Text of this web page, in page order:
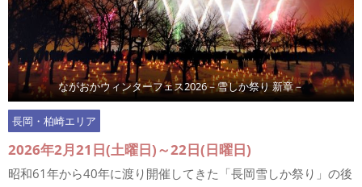
ながおかウィンターフェス2026－雪しか祭り 新章－
長岡・柏崎エリア
2026年2月21日(土曜日)～22日(日曜日)
昭和61年から40年に渡り開催してきた「長岡雪しか祭り」の後